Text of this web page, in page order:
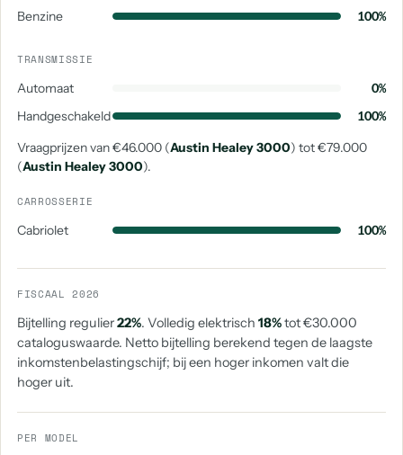
Benzine 100%
TRANSMISSIE
Automaat
0%
Handgeschakeld
100%
Vraagprijzen van €46.000 (Austin Healey 3000) tot €79.000
(Austin Healey 3000).
CARROSSERIE
Cabriolet 100%
FISCAAL 2026
Bijtelling regulier22%. Volledig elektrisch 18%tot €30.000
cataloguswaarde. Netto bijtelling berekend tegen de laagste
inkomstenbelastingschijf; bij een hoger inkomen valt die
hoger uit.
PER MODEL